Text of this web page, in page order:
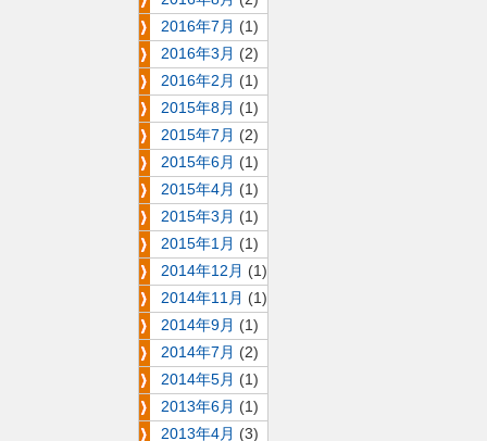
2016年7月 (1)
2016年3月 (2)
2016年2月 (1)
2015年8月 (1)
2015年7月 (2)
2015年6月 (1)
2015年4月 (1)
2015年3月 (1)
2015年1月 (1)
2014年12月 (1)
2014年11月 (1)
2014年9月 (1)
2014年7月 (2)
2014年5月 (1)
2013年6月 (1)
2013年4月 (3)